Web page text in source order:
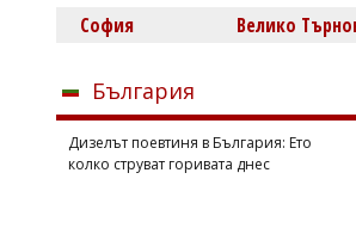
София Велико
България
Дизелът поевтиня в България: Ето
колко струват горивата днес